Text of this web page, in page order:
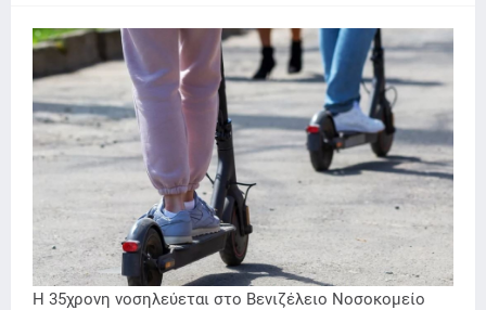
Η 35χρονη νοσηλεύεται στο Βενιζέλειο Νοσοκομείο